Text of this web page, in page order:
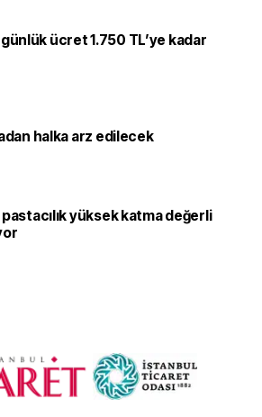
ücret 1.750 TL’ye kadar
halka arz edilecek
yüksek katma değerli